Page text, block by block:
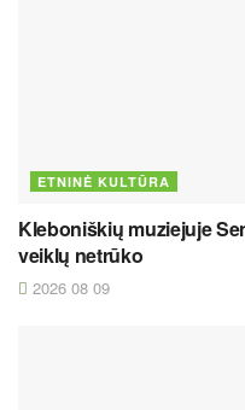
ETNINĖ KULTŪRA
Kleboniškių muziejuje
veiklų netrūko
2026 08 09